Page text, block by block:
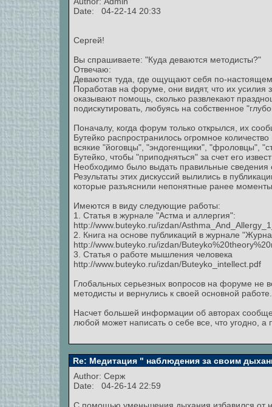
Date: 04-22-14 20:33
Сергей!
Вы спрашиваете: "Куда деваются методисты?"
Отвечаю:
Деваются туда, где ощущают себя по-
Поработав на форуме, они видят, что их усилия
оказывают помощь, сколько развлекают
подискутировать, любуясь на собственное
Поначалу, когда форум только открылся, их
Бутейко распространилось огромное
всякие "йоговцы", "эндогенщики", "фроловцы",
Бутейко, чтобы "приподняться" за счет его
Необходимо было выдать правильные сведения
Результаты этих дискуссий вылились в
которые разъяснили непонятные ранее
Имеются в виду следующие работы:
1. Статья в журнале "Астма и аллергия":
http://www.buteyko.ru/izdan/
2. Книга на основе публикаций в журнале
http://www.buteyko.ru/izdan/
3. Статья о работе мышления человека
http://www.buteyko.ru/izdan/Buteyko_intellect.pdf
Глобальных серьезных вопросов на форуме не
методисты и вернулись к своей основной работе.
Насчет большей информации об авторах
любой может написать о себе все, что угодно, а
Re: Медитация " наблюдения за своим
Author: Серж
Date: 04-26-14 22:59